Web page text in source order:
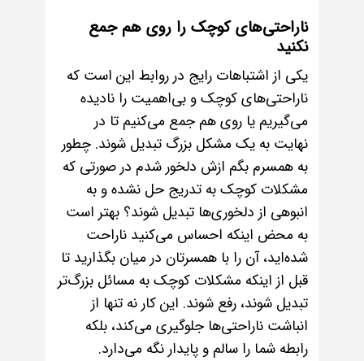
ناراحتی‌های کوچک را روی هم جمع
نکنید
یکی از اشتباهات رایج در روابط این است که
ناراحتی‌های کوچک و بی‌اهمیت را نادیده
می‌گیریم یا روی هم جمع می‌کنیم تا در
نهایت به یک مشکل بزرگ تبدیل شوند. چطور
به همسرم بگم ازش دلخور شدم در صورتی که
مشکلات کوچک به تدریج حل نشده و به
انبوهی از دلخوری‌ها تبدیل شوند؟ بهتر است
به محض اینکه احساس می‌کنید ناراحت
شده‌اید، آن را با همسرتان در میان بگذارید تا
قبل از اینکه مشکلات کوچک به مسائل بزرگ‌تر
تبدیل شوند، رفع شوند. این کار نه تنها از
انباشت ناراحتی‌ها جلوگیری می‌کند، بلکه
رابطه شما را سالم و پایدار نگه می‌دارد.